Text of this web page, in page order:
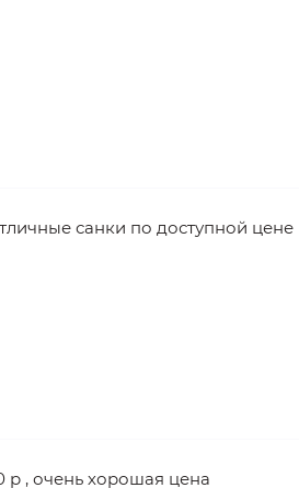
санки по доступной цене
р , очень хорошая цена